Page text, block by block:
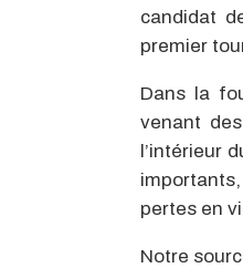
candidat
premier
Dans la
venant
l’intérieur
pertes en
Notre